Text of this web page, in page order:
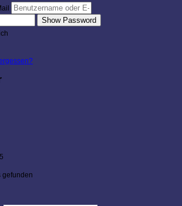
Show Password
gefunden